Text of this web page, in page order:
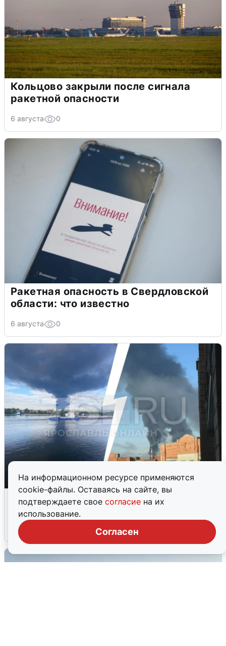
На информационном ресурсе применяются
cookie-файлы. Оставаясь на сайте, вы
подтверждаете свое согласие на их
использование.
Согласен
Кольцово закрыли после сигнала
ракетной опасности
6 августа 0
Ракетная опасность в Свердловской
области: что известно
6 августа 0
Ночная атака БПЛА на Ярославль:
попадания и последствия
6 августа